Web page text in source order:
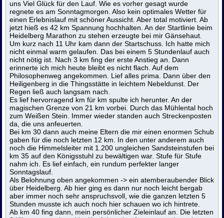
uns Viel Glück für den Lauf. Wie es vorher gesagt wurde
regnete es am Sonntagmorgen. Also kein optimales Wetter für
einen Erlebnislauf mit schöner Aussicht. Aber total motiviert. Ab
jetzt hieß es 42 km Spannung hochhalten. An der Startlinie beim
Heidelberg Marathon zu stehen erzeugte bei mir Gänsehaut.
Um kurz nach 11 Uhr kam dann der Startschuss. Ich hatte mich
nicht einmal warm gelaufen. Das bei einem 5 Stundenlauf auch
nicht nötig ist. Nach 3 km fing der erste Anstieg an. Dann
erinnerte ich mich heute bleibt es nicht flach. Auf dem
Philosophenweg angekommen. Lief alles prima. Dann über den
Heiligenberg in die Thingsstätte in leichtem Nebeldunst. Der
Regen ließ auch langsam nach.
Es lief hervorragend km für km spulte ich herunter. An der
magischen Grenze von 21 km vorbei. Durch das Mühlental hoch
zum Weißen Stein. Immer wieder standen auch Streckenposten
da, die uns anfeuerten.
Bei km 30 dann auch meine Eltern die mir einen enormen Schub
gaben für die noch letzten 12 km. In den unter anderem auch
noch die Himmelsleiter mit 1.200 ungleichen Sandsteinstufen bei
km 35 auf den Königsstuhl zu bewältigen war. Stufe für Stufe
nahm ich. Es lief einfach, ein rundum perfekter langer
Sonntagslauf.
Als Belohnung oben angekommen -> ein atemberaubender Blick
über Heidelberg. Ab hier ging es dann nur noch leicht bergab
aber immer noch sehr anspruchsvoll, wie die ganzen letzten 5
Stunden musste ich auch noch hier schauen wo ich hintrete.
Ab km 40 fing dann, mein persönlicher Zieleinlauf an. Die letzten